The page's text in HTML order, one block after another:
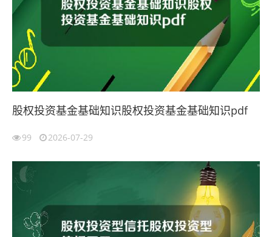
股权投资基金基础知识股权投资基金基础知识pdf
99 2026-07-29